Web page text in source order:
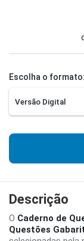
Escolha o formato:
Descrição
O Caderno de
Questões